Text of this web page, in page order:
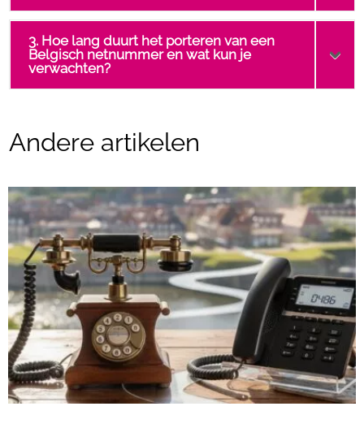
3. Hoe lang duurt het porteren van een
Belgisch netnummer en wat kun je
verwachten?
Andere artikelen